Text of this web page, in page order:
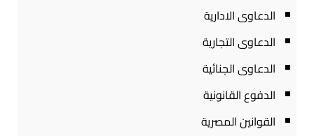
الدعاوى الادارية
الدعاوى التجارية
الدعاوى الجنائية
الدفوع القانونية
القوانين المصرية